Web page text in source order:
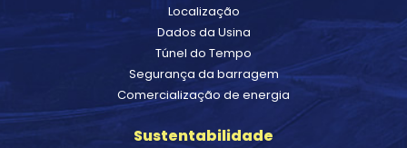
Localização
Dados da Usina
Túnel do Tempo
Segurança da barragem
Comercialização de energia
Sustentabilidade